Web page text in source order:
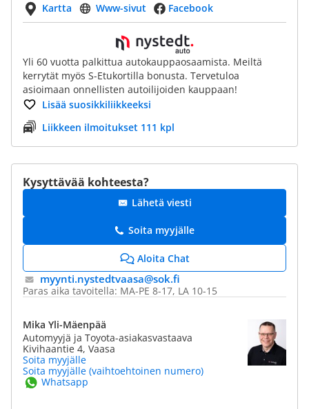
Kartta
Www-sivut Facebook
Yli 60 vuotta palkittua autokauppaosaamista. Meiltä
kerrytät myös S-Etukortilla bonusta. Tervetuloa
asioimaan onnellisten autoilijoiden kauppaan!
Lisää suosikkiliikkeeksi
Liikkeen ilmoitukset 111 kpl
Kysyttävää kohteesta?
Lähetä viesti
Soita myyjälle
Aloita Chat
myynti.nystedtvaasa@​sok.fi
Paras aika tavoitella: MA-PE 8-17, LA 10-15
Mika Yli-Mäenpää
Automyyjä ja Toyota-asiakasvastaava
Kivihaantie 4, Vaasa
Soita myyjälle
Soita myyjälle (vaihtoehtoinen numero)
Whatsapp